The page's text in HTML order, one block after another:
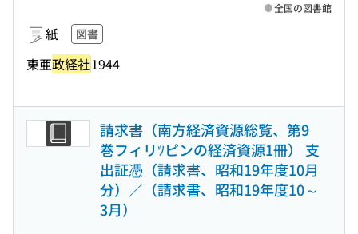
紙 図書
東亜政経社1944
全国の図書館
請求書（南方経済資源総覧、第9
巻フィリﾂピンの経済資源1冊） 支
出証憑（請求書、昭和19年度10月
分）／（請求書、昭和19年度10～
3月）